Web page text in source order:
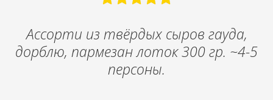
Ассорти из твёрдых сыров гауда,
дорблю, пармезан лоток 300 гр. ~4-5
персоны.